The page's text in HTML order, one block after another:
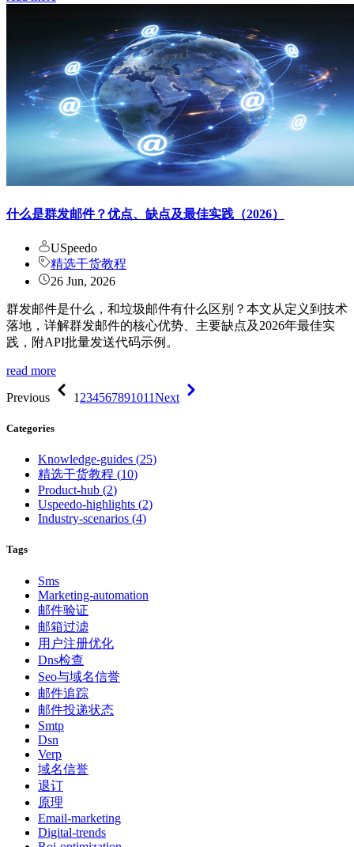
什么是群发邮件？优点、缺点及最佳实践（2026）
USpeedo
精选干货教程
26 Jun, 2026
群发邮件是什么，和垃圾邮件有什么区别？本文从定义到技术
落地，详解群发邮件的核心优势、主要缺点及2026年最佳实
践，附API批量发送代码示例。
read more
Previous
1 234567891011Next
Categories
Knowledge-guides (25)
精选干货教程 (10)
Product-hub (2)
Uspeedo-highlights (2)
Industry-scenarios (4)
Tags
Sms
Marketing-automation
邮件验证
邮箱过滤
用户注册优化
Dns检查
Seo与域名信誉
邮件追踪
邮件投递状态
Smtp
Dsn
Verp
域名信誉
退订
原理
Email-marketing
Digital-trends